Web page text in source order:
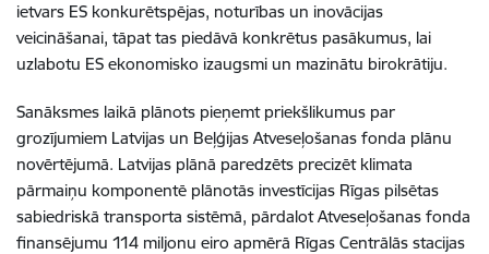
ietvars ES konkurētspējas, noturības un inovācijas
veicināšanai, tāpat tas piedāvā konkrētus pasākumus, lai
uzlabotu ES ekonomisko izaugsmi un mazinātu birokrātiju.
Sanāksmes laikā plānots pieņemt priekšlikumus par
grozījumiem Latvijas un Beļģijas Atveseļošanas fonda plānu
novērtējumā. Latvijas plānā paredzēts precizēt klimata
pārmaiņu komponentē plānotās investīcijas Rīgas pilsētas
sabiedriskā transporta sistēmā, pārdalot Atveseļošanas fonda
finansējumu 114 miljonu eiro apmērā Rīgas Centrālās stacijas